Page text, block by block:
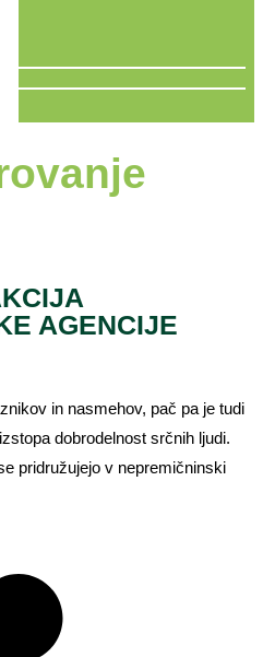
AGENCIJE
in nasmehov, pač pa je tudi
dobrodelnost srčnih ljudi.
pridružujejo v nepremičninski